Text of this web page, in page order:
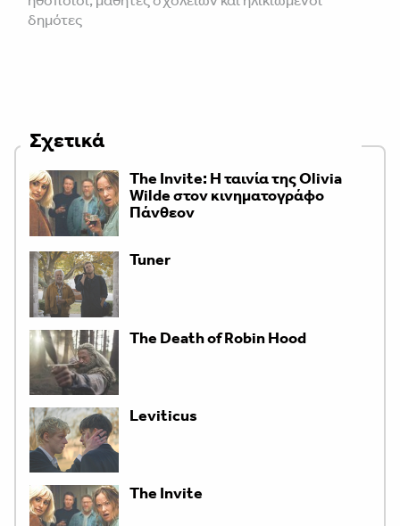
δημότες
Σχετικά
The Invite: Η ταινία της Olivia
Wilde στον κινηματογράφο
Πάνθεον
Tuner
The Death of Robin Hood
Leviticus
The Invite